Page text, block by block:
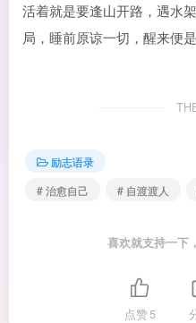
活着就是要逢山开路，遇水
局，睡前原谅一切，醒来便是
励志语录
# 治愈自己
# 自渡渡人
喜欢就支持一下
点赞5